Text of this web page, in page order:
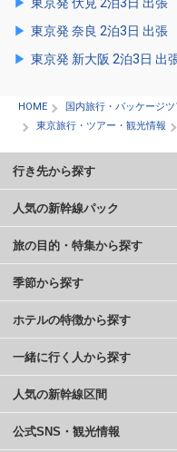
東京発 伏見 2泊3日 出張
東京発 奈良 2泊3日 出張
東京発 新大阪 2泊3日 出
HOME
国内旅行・パッケージ
東京旅行・ツアー・観光情報
行き先から探す
人気の新幹線パック
旅の目的・特集から探す
季節から探す
ホテルの特徴から探す
一緒に行く人から探す
人気の新幹線区間
公式SNS・観光情報